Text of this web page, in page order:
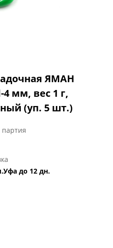
ЯМАН
мм, вес 1 г,
(уп. 5 шт.)
до 12 дн.